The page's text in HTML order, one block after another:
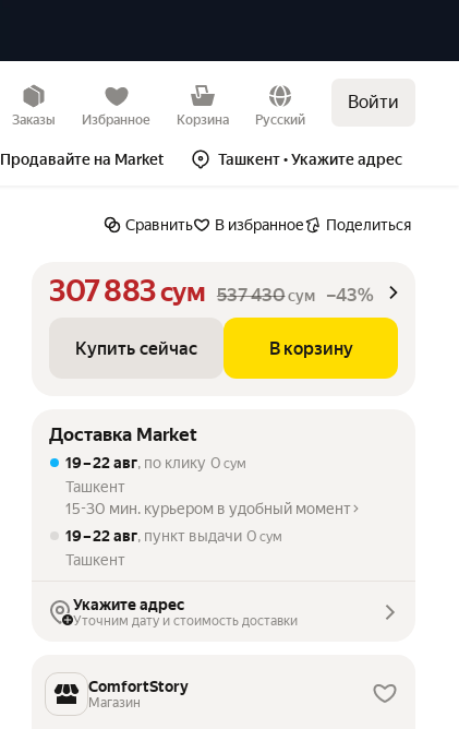
Заказы Избранное Корзина Русский
Войти
Продавайте на Market Ташкент• Укажите адрес
Сравнить В избранное Поделиться
307 883сум 537 430сум –43%
Купить сейчас В корзину
Купить сейчас В корзину
Доставка Market
19 – 22 авг, по клику 0 сум
Ташкент
15-30 мин. курьером в удобный момент
19 – 22 авг, пункт выдачи 0 сум
Ташкент
Укажите адрес
Уточним дату и стоимость доставки
ComfortStory
Магазин